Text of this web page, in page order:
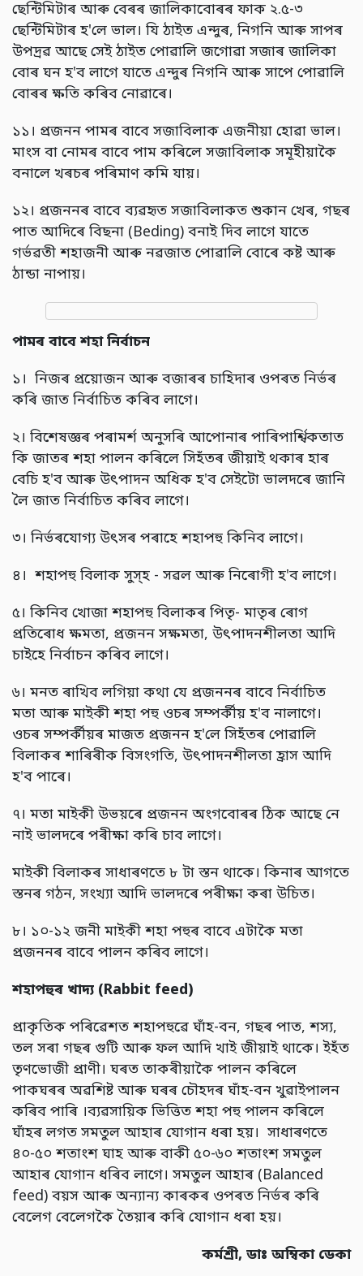
ছেন্টিমিটাৰ আৰু বেৰৰ জালিকাবোৰৰ ফাক ২.৫-৩
ছেন্টিমিটাৰ হ'লে ভাল। যি ঠাইত এন্দুৰ, নিগনি আৰু সাপৰ
উপদ্ৰৱ আছে সেই ঠাইত পোৱালি জগোৱা সজাৰ জালিকা
বোৰ ঘন হ'ব লাগে যাতে এন্দুৰ নিগনি আৰু সাপে পোৱালি
বোৰৰ ক্ষতি কৰিব নোৱাৰে।
১১। প্ৰজনন পামৰ বাবে সজাবিলাক এজনীয়া হোৱা ভাল।
মাংস বা নোমৰ বাবে পাম কৰিলে সজাবিলাক সমূহীয়াকৈ
বনালে খৰচৰ পৰিমাণ কমি যায়।
১২। প্ৰজননৰ বাবে ব্যৱহৃত সজাবিলাকত শুকান খেৰ, গছৰ
পাত আদিৰে বিছনা (Beding) বনাই দিব লাগে যাতে
গৰ্ভৱতী শহাজনী আৰু নৱজাত পোৱালি বোৰে কষ্ট আৰু
ঠান্ডা নাপায়।
পামৰ বাবে শহা নিৰ্বাচন
১। নিজৰ প্ৰয়োজন আৰু বজাৰৰ চাহিদাৰ ওপৰত নিৰ্ভৰ
কৰি জাত নিৰ্বাচিত কৰিব লাগে।
২। বিশেষজ্ঞৰ পৰামৰ্শ অনুসৰি আপোনাৰ পাৰিপাৰ্শ্বিকতাত
কি জাতৰ শহা পালন কৰিলে সিহঁতৰ জীয়াই থকাৰ হাৰ
বেচি হ'ব আৰু উৎপাদন অধিক হ'ব সেইটো ভালদৰে জানি
লৈ জাত নিৰ্বাচিত কৰিব লাগে।
৩। নিৰ্ভৰযোগ্য উৎসৰ পৰাহে শহাপহু কিনিব লাগে।
৪। শহাপহু বিলাক সুস্হ - সৱল আৰু নিৰোগী হ'ব লাগে।
৫। কিনিব খোজা শহাপহু বিলাকৰ পিতৃ- মাতৃৰ ৰোগ
প্ৰতিৰোধ ক্ষমতা, প্ৰজনন সক্ষমতা, উৎপাদনশীলতা আদি
চাইহে নিৰ্বাচন কৰিব লাগে।
৬। মনত ৰাখিব লগিয়া কথা যে প্ৰজননৰ বাবে নিৰ্বাচিত
মতা আৰু মাইকী শহা পহু ওচৰ সম্পৰ্কীয় হ'ব নালাগে।
ওচৰ সম্পৰ্কীয়ৰ মাজত প্ৰজনন হ'লে সিহঁতৰ পোৱালি
বিলাকৰ শাৰিৰীক বিসংগতি, উৎপাদনশীলতা হ্ৰাস আদি
হ'ব পাৰে।
৭। মতা মাইকী উভয়ৰে প্ৰজনন অংগবোৰৰ ঠিক আছে নে
নাই ভালদৰে পৰীক্ষা কৰি চাব লাগে।
মাইকী বিলাকৰ সাধাৰণতে ৮ টা স্তন থাকে। কিনাৰ আগতে
স্তনৰ গঠন, সংখ্যা আদি ভালদৰে পৰীক্ষা কৰা উচিত।
৮। ১০-১২ জনী মাইকী শহা পহুৰ বাবে এটাকৈ মতা
প্ৰজননৰ বাবে পালন কৰিব লাগে।
শহাপহুৰ খাদ্য (Rabbit feed)
প্ৰাকৃতিক পৰিৱেশত শহাপহুৱে ঘাঁহ-বন, গছৰ পাত, শস্য,
তল সৰা গছৰ গুটি আৰু ফল আদি খাই জীয়াই থাকে। ইহঁত
তৃণভোজী প্ৰাণী। ঘৰত তাকৰীয়াকৈ পালন কৰিলে
পাকঘৰৰ অৱশিষ্ট আৰু ঘৰৰ চৌহদৰ ঘাঁহ-বন খুৱাইপালন
কৰিব পাৰি ।ব্যৱসায়িক ভিত্তিত শহা পহু পালন কৰিলে
ঘাঁহৰ লগত সমতুল আহাৰ যোগান ধৰা হয়। সাধাৰণতে
৪০-৫০ শতাংশ ঘাহ আৰু বাকী ৫০-৬০ শতাংশ সমতুল
আহাৰ যোগান ধৰিব লাগে। সমতুল আহাৰ (Balanced
feed) বয়স আৰু অন্যান্য কাৰকৰ ওপৰত নিৰ্ভৰ কৰি
বেলেগ বেলেগকৈ তৈয়াৰ কৰি যোগান ধৰা হয়।
কৰ্মশ্ৰী, ডাঃ অম্বিকা ডেকা